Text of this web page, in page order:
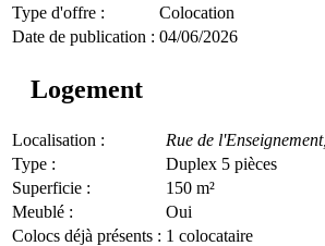
Type d'offre :
Colocation
Date de publication : 04/06/2026
Logement
Localisation : Rue de l'Enseignement,
Type :
Duplex 5 pièces
Superficie :
150 m²
Meublé :
Oui
Colocs déjà présents : 1 colocataire